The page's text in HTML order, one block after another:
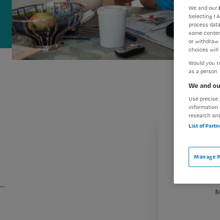
…
We and our
Selecting I
process
some
or withdraw
choices will
Would you
as a person
We and
Use
information
research
List of
Manage